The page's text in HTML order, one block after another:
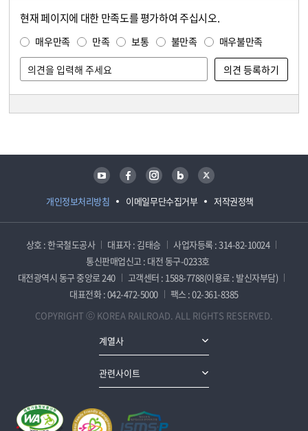
현재 페이지에 대한 만족도를 평가하여 주십시오.
매우만족 만족 보통 불만족 매우불만족
개인정보처리방침 이메일무단수집거부 저작권정책
유튜브 페이스북 인스타그램 블로그 트위터
상호 : 한국철도공사 대표자 : 김태승
사업자등록 : 314-82-10024
통신판매업신고 : 대전 동구-0233호
대전광역시 동구 중앙로 240
고객센터 : 1588-7788(이용료 : 발신자부담)
대표전화 : 042-472-5000
팩스 : 02-361-8385
COPYRIGHT ⓒ KOREA RAILROAD. ALL RIGHTS RESERVED.
계열사
관련사이트